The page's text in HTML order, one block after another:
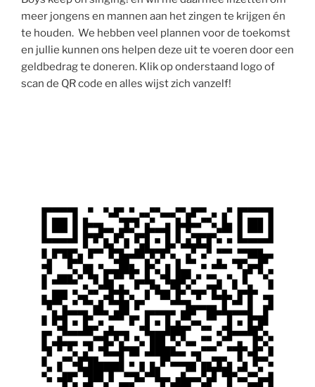
meer jongens en mannen aan het zingen te krijgen én
te houden. We hebben veel plannen voor de toekomst
en jullie kunnen ons helpen deze uit te voeren door een
geldbedrag te doneren. Klik op onderstaand logo of
scan de QR code en alles wijst zich vanzelf!